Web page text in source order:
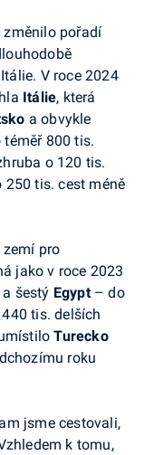
změnilo pořadí
V roce 2024
Itálie, která
a obvykle
téměř 800 tis.
o 120 tis.
250 tis. cest méně
pro
jako v roce 2023
a šestý Egypt– do
tis. delších
Turecko
roku
jsme cestovali,
k tomu,